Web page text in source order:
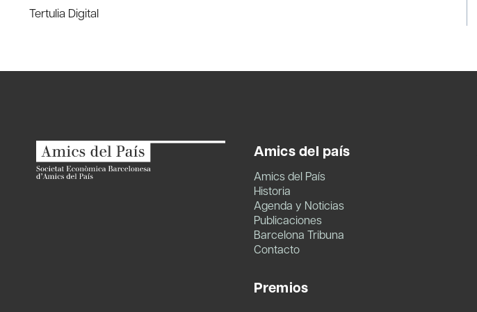
de
entradas
Tertulia Digital
Amics del país
Amics del País
Historia
Agenda y Noticias
Publicaciones
Barcelona Tribuna
Contacto
Premios